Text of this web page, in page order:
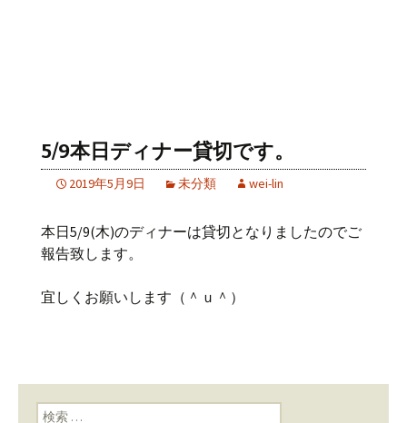
5/9本日ディナー貸切です。
2019年5月9日 未分類 wei-lin
本日5/9(木)のディナーは貸切となりましたのでご
報告致します。
宜しくお願いします（＾ｕ＾）
検索: